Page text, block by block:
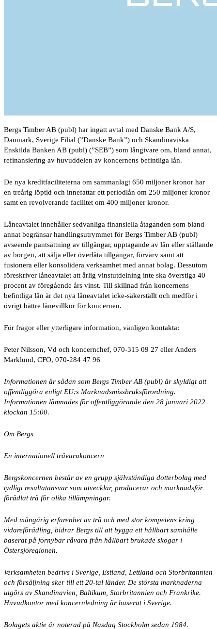
Bergs Timber AB (publ) har ingått avtal med Danske Bank A/S,
Danmark, Sverige Filial (”Danske Bank”) och Skandinaviska
Enskilda Banken AB (publ) (”SEB”) som långivare om, bland annat,
refinansiering av huvuddelen av koncernens befintliga lån.
De nya kreditfaciliteterna om sammanlagt 650 miljoner kronor har
en treårig löptid och innefattar ett periodlån om 250 miljoner kronor
samt en revolverande facilitet om 400 miljoner kronor.
Låneavtalet innehåller sedvanliga finansiella åtaganden som bland
annat begränsar handlingsutrymmet för Bergs Timber AB (publ)
avseende pantsättning av tillgångar, upptagande av lån eller ställande
av borgen, att sälja eller överlåta tillgångar, förvärv samt att
fusionera eller konsolidera verksamhet med annat bolag. Dessutom
föreskriver låneavtalet att årlig vinstutdelning inte ska överstiga 40
procent av föregående års vinst. Till skillnad från koncernens
befintliga lån är det nya låneavtalet icke-säkerställt och medför i
övrigt bättre lånevillkor för koncernen.
För frågor eller ytterligare information, vänligen kontakta:
Peter Nilsson, Vd och koncernchef, 070-315 09 27 eller Anders
Marklund, CFO, 070-284 47 96
Informationen är sådan som Bergs Timber AB (publ) är skyldigt att
offentliggöra enligt EU:s Marknadsmissbruksförordning.
Informationen lämnades för offentliggörande den 28 januari 2022
klockan 15:00.
Om Bergs
En internationell trävarukoncern
Bergskoncernen består av en grupp självständiga dotterbolag med
tydligt resultatansvar som utvecklar, producerar och marknadsför
förädlat trä för olika tillämpningar.
Med mångårig erfarenhet av trä och med stor kompetens kring
vidareförädling, bidrar Bergs till att bygga ett hållbart samhälle
baserat på förnybar råvara från hållbart brukade skogar i
Östersjöregionen.
Verksamheten bedrivs i Sverige, Estland, Lettland och Storbritannien
och försäljning sker till ett 20-tal länder. De största marknaderna
utgörs av Skandinavien, Baltikum, Storbritannien och Frankrike.
Huvudkontor med koncernledning är baserat i Sverige.
Bolagets aktie är noterad på Nasdaq Stockholm sedan 1984.